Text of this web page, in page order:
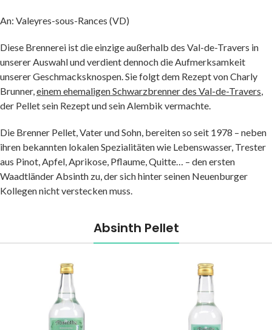
An: Valeyres-sous-Rances (VD)
Diese Brennerei ist die einzige außerhalb des Val-de-Travers in
unserer Auswahl und verdient dennoch die Aufmerksamkeit
unserer Geschmacksknospen. Sie folgt dem Rezept von Charly
Brunner, einem ehemaligen Schwarzbrenner des Val-de-Travers
der Pellet sein Rezept und sein Alembik vermachte.
Die Brenner Pellet, Vater und Sohn, bereiten so seit 1978 – neben
ihren bekannten lokalen Spezialitäten wie Lebenswasser, Trester
aus Pinot, Apfel, Aprikose, Pflaume, Quitte… – den ersten
Waadtländer Absinth zu, der sich hinter seinen Neuenburger
Kollegen nicht verstecken muss.
Absinth Pellet